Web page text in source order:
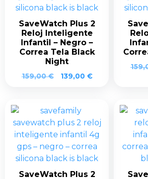
SaveWatch Plus 2
Reloj Inteligente
Infantil – Negro –
Correa Tela Black
Night
159,00€
El
era:
159,00 €.
139,00 €El
139,00 €.
SaveWatch Plus 2